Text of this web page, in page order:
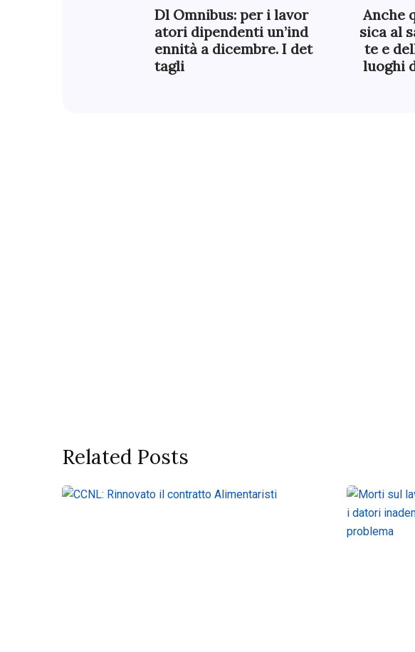
Dl Omnibus: per i lavor
atori dipendenti un’ind
ennità a dicembre. I det
tagli
Anche
sica al
te e
luoghi
Related Posts